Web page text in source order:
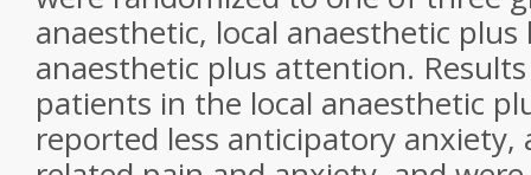
anaesthetic, local anaesthetic plus
anaesthetic plus attention.
patients in the local anaesthetic
reported less anticipatory anxiety,